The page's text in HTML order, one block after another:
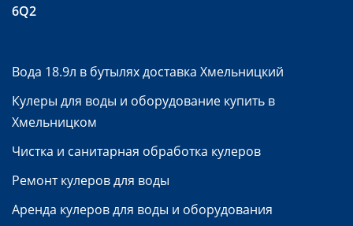
6Q2
Вода 18.9л в бутылях доставка Хмельницкий
Кулеры для воды и оборудование купить в
Хмельницком
Чистка и санитарная обработка кулеров
Ремонт кулеров для воды
Аренда кулеров для воды и оборудования